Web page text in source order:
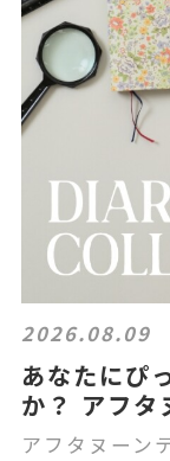
2026.08.09
あなたにぴ
か？ アフ
帳
アフタヌーン